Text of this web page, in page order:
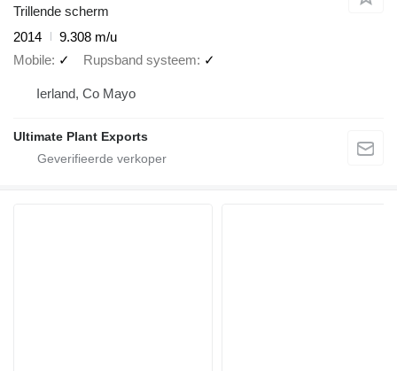
Trillende scherm
2014
9.308 m/u
Mobile ✓ Rupsband systeem ✓
Ierland, Co Mayo
Ultimate Plant Exports